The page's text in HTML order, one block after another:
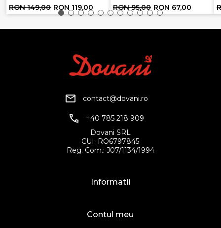
RON 149,00 RON 119,00 RON 95,00 RON 67,00
contact@dovani.ro
+40 785 218 909
Dovani SRL
CUI: RO6797845
Reg. Com.: J07/1134/1994
Informatii
Contul meu